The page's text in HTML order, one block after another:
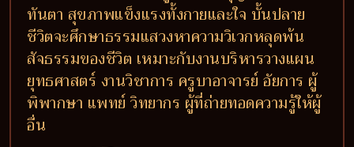
ทันตา สุขภาพแข็งแรงทั้งกายและใจ บั้นปลาย
ชีวิตจะศึกษาธรรมแสวงหาความวิเวกหลุดพ้น
สัจธรรมของชีวิต เหมาะกับงานบริหารวางแผน
ยุทธศาสตร์ งานวิชาการ ครูบาอาจารย์ อัยการ ผู้
พิพากษา แพทย์ วิทยากร ผู้ที่ถ่ายทอดความรู้ให้ผู้
อื่น